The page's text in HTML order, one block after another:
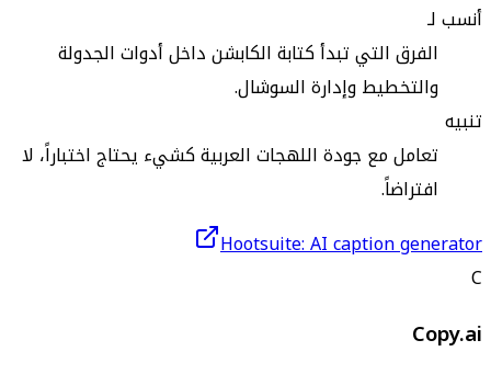
أنسب لـ
الفرق التي تبدأ كتابة الكابشن داخل أدوات الجدولة
والتخطيط وإدارة السوشال.
تنبيه
تعامل مع جودة اللهجات العربية كشيء يحتاج اختباراً، لا
افتراضاً.
Hootsuite: AI caption generator
C
Copy.ai